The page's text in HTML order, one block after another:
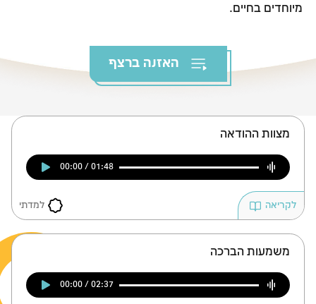
יום הכיפורים
צומות החורבן
מיוחדים בחיים.
האזנה ברצף
מצוות ההודאה
00:00 / 01:48
למדתי לקריאה
משמעות הברכה
00:00 / 02:37